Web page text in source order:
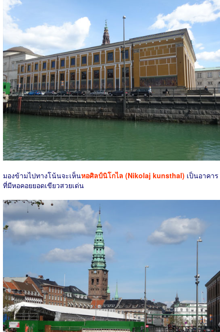
มองข้ามไปทางโน้นจะเห็นหอศิลป์นิโกไล (Nikolaj kunsthal) เป็นอาคาร
ที่มีหอคอยยอดเขียวสวยเด่น